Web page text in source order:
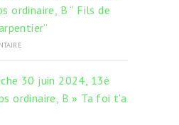
ordinaire, B “ Fils de
30 juin 2024, 13è
ordinaire, B » Ta foi t’a